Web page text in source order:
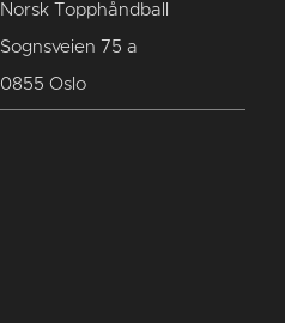
Norsk Topphåndball
Sognsveien 75 a
0855 Oslo